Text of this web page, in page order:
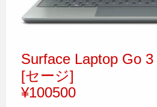
Surface Laptop Go
[セージ]
¥100500